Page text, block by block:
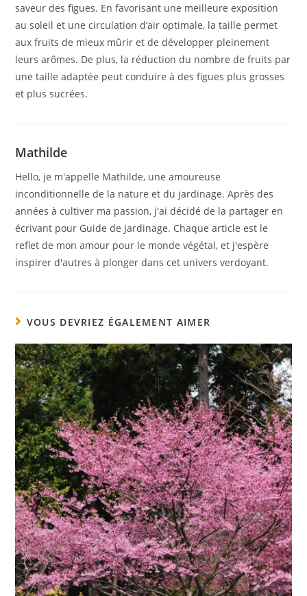
saveur des figues. En favorisant une meilleure exposition
au soleil et une circulation d’air optimale, la taille permet
aux fruits de mieux mûrir et de développer pleinement
leurs arômes. De plus, la réduction du nombre de fruits par
une taille adaptée peut conduire à des figues plus grosses
et plus sucrées.
Mathilde
Hello, je m'appelle Mathilde, une amoureuse
inconditionnelle de la nature et du jardinage. Après des
années à cultiver ma passion, j'ai décidé de la partager en
écrivant pour Guide de Jardinage. Chaque article est le
reflet de mon amour pour le monde végétal, et j'espère
inspirer d'autres à plonger dans cet univers verdoyant.
VOUS DEVRIEZ ÉGALEMENT AIMER